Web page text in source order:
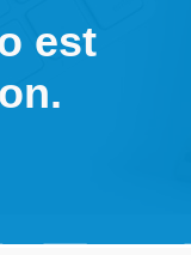
est